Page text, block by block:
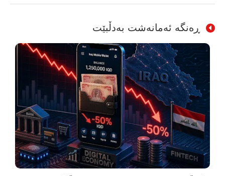
ڕەنگە ئەمانەشت بەدڵبێت